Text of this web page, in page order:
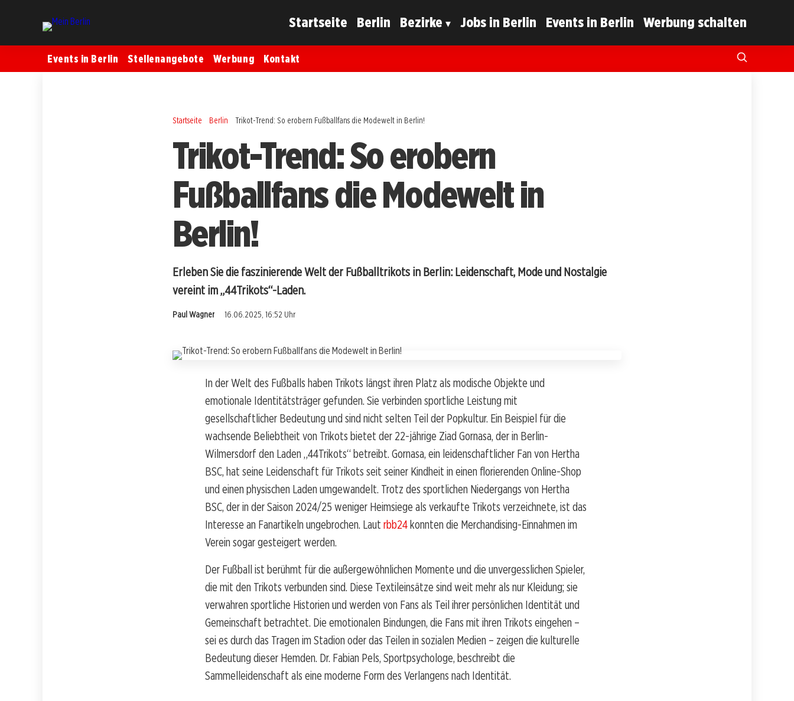
Startseite Berlin Bezirke Jobs in Berlin Events in Berlin Werbung schalten
Events in Berlin Stellenangebote Werbung Kontakt
Startseite Berlin Trikot-Trend: So erobern Fußballfans die Modewelt in Berlin!
Trikot-Trend: So erobern
Fußballfans die Modewelt in
Berlin!
Erleben Sie die faszinierende Welt der Fußballtrikots in Berlin: Leidenschaft, Mode und Nostalgie
vereint im „44Trikots“-Laden.
Paul Wagner 16.06.2025, 16:52 Uhr
In der Welt des Fußballs haben Trikots längst ihren Platz als modische Objekte und
emotionale Identitätsträger gefunden. Sie verbinden sportliche Leistung mit
gesellschaftlicher Bedeutung und sind nicht selten Teil der Popkultur. Ein Beispiel für die
wachsende Beliebtheit von Trikots bietet der 22-jährige Ziad Gornasa, der in Berlin-
Wilmersdorf den Laden „44Trikots“ betreibt. Gornasa, ein leidenschaftlicher Fan von Hertha
BSC, hat seine Leidenschaft für Trikots seit seiner Kindheit in einen florierenden Online-Shop
und einen physischen Laden umgewandelt. Trotz des sportlichen Niedergangs von Hertha
BSC, der in der Saison 2024/25 weniger Heimsiege als verkaufte Trikots verzeichnete, ist das
Interesse an Fanartikeln ungebrochen. Laut rbb24konnten die Merchandising-Einnahmen im
Verein sogar gesteigert werden.
Der Fußball ist berühmt für die außergewöhnlichen Momente und die unvergesslichen Spieler,
die mit den Trikots verbunden sind. Diese Textileinsätze sind weit mehr als nur Kleidung; sie
verwahren sportliche Historien und werden von Fans als Teil ihrer persönlichen Identität und
Gemeinschaft betrachtet. Die emotionalen Bindungen, die Fans mit ihren Trikots eingehen –
sei es durch das Tragen im Stadion oder das Teilen in sozialen Medien – zeigen die kulturelle
Bedeutung dieser Hemden. Dr. Fabian Pels, Sportpsychologe, beschreibt die
Sammelleidenschaft als eine moderne Form des Verlangens nach Identität.